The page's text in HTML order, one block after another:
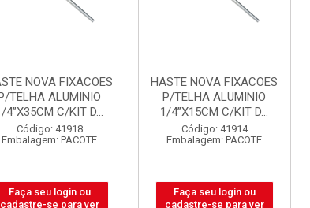
NOVA FIXACOES
TELHA ALUMINIO
4”X35CM C/KIT D...
Código: 41918
Embalagem: PACOTE
Faça seu login ou
cadastre-se para ver
HASTE NOVA FIXACOES
P/TELHA ALUMINIO
1/4”X15CM C/KIT D...
Código: 41914
Embalagem: PACOTE
Faça seu login ou
cadastre-se para ver